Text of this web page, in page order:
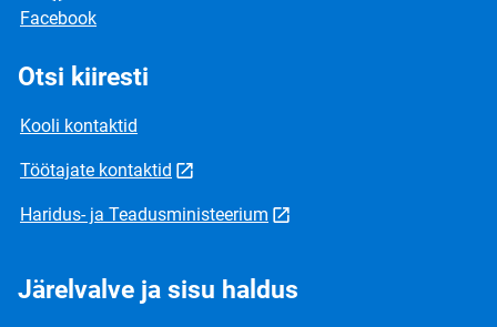
Facebook
Otsi kiiresti
Kooli kontaktid
Töötajate kontaktid
Haridus- ja Teadusministeerium
Järelvalve ja sisu haldus